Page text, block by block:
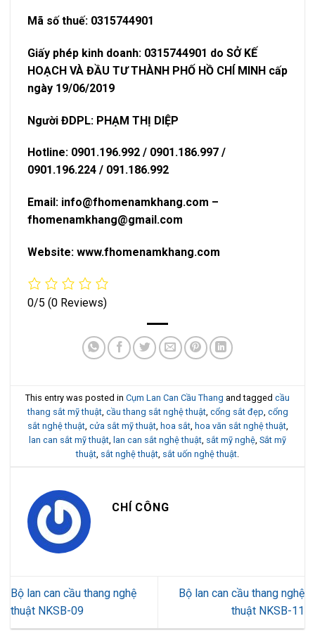
Mã số thuế: 0315744901
Giấy phép kinh doanh: 0315744901 do SỞ KẾ
HOẠCH VÀ ĐẦU TƯ THÀNH PHỐ HỒ CHÍ MINH cấp
ngày 19/06/2019
Người ĐDPL: PHẠM THỊ DIỆP
Hotline: 0901.196.992 / 0901.186.997 /
0901.196.224 / 091.186.992
Email: info@fhomenamkhang.com –
fhomenamkhang@gmail.com
Website: www.fhomenamkhang.com
0/5 (0 Reviews)
This entry was posted in Cụm Lan Can Cầu Thang and tagged cầu
thang sắt mỹ thuật, cầu thang sắt nghệ thuật, cổng sắt đẹp cổng
sắt nghệ thuật, cửa sắt mỹ thuật, hoa sắt, hoa văn sắt nghệ thuật,
lan can sắt mỹ thuật lan can sắt nghệ thuật sắt mỹ nghệ Sắt mỹ
thuật sắt nghệ thuật sắt uốn nghệ thuật
CHÍ CÔNG
Bộ lan can cầu thang nghệ
thuật NKSB-09
Bộ lan can cầu thang nghệ
thuật NKSB-11